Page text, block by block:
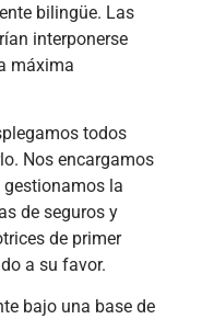
bilingüe. Las
interponerse
máxima
todos
Nos encargamos
la
de seguros y
de primer
a su favor.
bajo una base de